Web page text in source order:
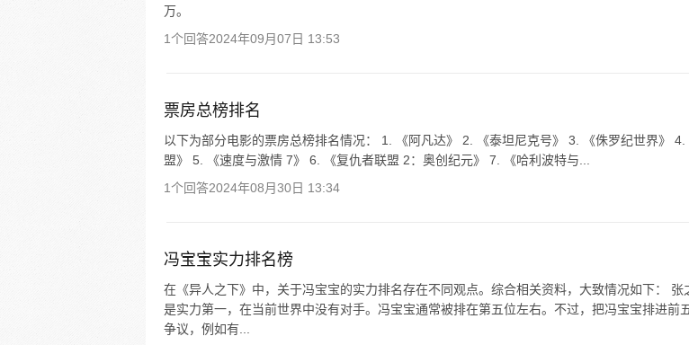
万。
1个回答2024年09月07日 13:53
票房总榜排名
以下为部分电影的票房总榜排名情况： 1. 《阿凡达》 2. 《泰坦尼克号》 3. 《侏罗纪世界》
盟》 5. 《速度与激情 7》 6. 《复仇者联盟 2：奥创纪元》 7. 《哈利波特与...
1个回答2024年08月30日 13:34
冯宝宝实力排名榜
在《异人之下》中，关于冯宝宝的实力排名存在不同观点。综合相关资料，大致情况如下： 张
是实力第一，在当前世界中没有对手。冯宝宝通常被排在第五位左右。不过，把冯宝宝排进前
争议，例如有...